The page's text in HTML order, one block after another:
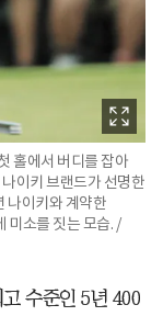
홀에서 버디를 잡아
이키 브랜드가 선명한
나이키와 계약한
미소를 짓는 모습. /
수준인 5년 400